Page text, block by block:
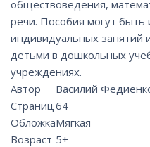
обществоведения,
речи. Пособия могут быть
индивидуальных занятий
детьми в дошкольных
учреждениях.
Автор
Василий
Страниц 64
ОбложкаМягкая
Возраст 5+